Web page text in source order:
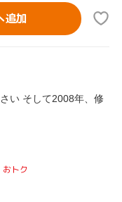
追加
い そして2008年、修
トク